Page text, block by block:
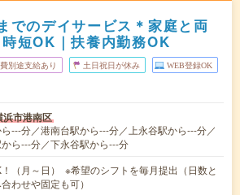
でのデイサービス＊家庭と両
短OK｜扶養内勤務OK
別途支給あり 土日祝日が休み WEB登録OK
浜市港南区
ら---分／港南台駅から---分／上永谷駅から---分／
ら---分／下永谷駅から---分
（月～日） ※希望のシフトを毎月提出（日数と
わせや固定も可）